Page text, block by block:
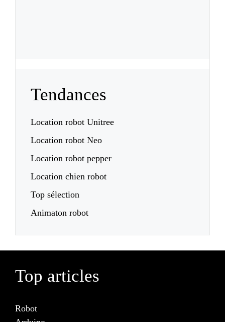
Tendances
Location robot Unitree
Location robot Neo
Location robot pepper
Location chien robot
Top sélection
Animaton robot
Top articles
Robot